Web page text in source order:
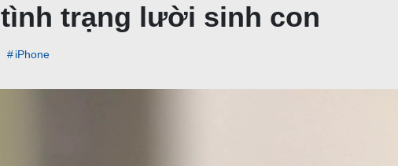
tình trạng lười sinh con
iPhone